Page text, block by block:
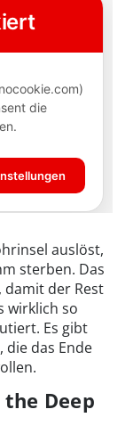
auslöst,
sterben. Das
damit der Rest
wirklich so
Es gibt
das Ende
Deep